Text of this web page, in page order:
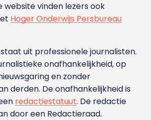
website vinden lezers ook
Hoger Onderwijs Persbureau
uit professionele journalisten.
onafhankelijkheid, op
en zonder
derden. De onafhankelijkheid is
redactiestatuut. De redactie
door een Redactieraad.